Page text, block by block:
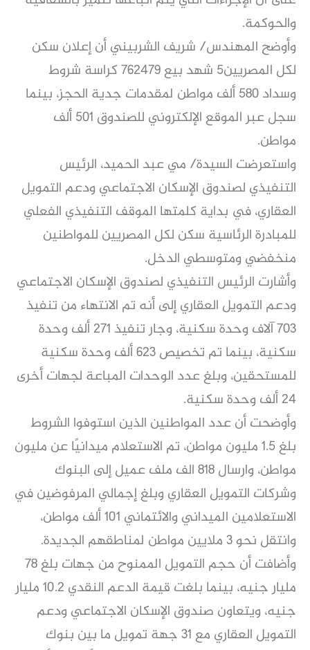
والحوكمة.
وأوضح المهندس/ شريف الشربيني أن إعلان سكن
لكل المصريين5 شهد بيع ٧٦٢٤٧٩ كراسة شروط
وسداد ٥٨٠ ألف مواطن لمقدمات جدية الحجز، بينما
سجل عبر الموقع الإلكتروني للصندوق ٥٠١ ألف
مواطن.
واستعرضت السيدة/ مي عبد الحميد، الرئيس
التنفيذي لصندوق الإسكان الاجتماعي ودعم التمويل
العقاري، في بداية كلمتها الموقف التنفيذي الفعلي
للمبادرة الرئاسية سكن لكل المصريين للمواطنين
منخفضي ومتوسطي الدخل.
وأشارت الرئيس التنفيذي لصندوق الإسكان الاجتماعي
ودعم التمويل العقاري إلى أنه تم الانتهاء من تنفيذ
٧٠٣ آلاف وحدة سكنية، وجار تنفيذ 271 ألف وحدة
سكنية، بينما تم تخصيص ٦٢٣ ألف وحدة سكنية
للمستحقين، وبلغ عدد الوحدات المباعة لجهات أخرى
24 ألف وحدة سكنية.
وأوضحت أن عدد المواطنين الذين استوفوا الشروط
بلغ 1.5 مليون مواطن، تم الاستعلام ميدانيًا عن مليون
مواطن، وارسال ٨١٨ الف ملف عميل إلى البنوك
وشركات التمويل العقاري وبلغ إجمالي المرفوضين في
الاستعلامين الميداني والائتماني 101 ألف مواطن،
وانتقل نحو 3 ملايين مواطن لمناطقهم الجديدة.
وأضافت أن حجم التمويل الممنوح من جهات بلغ 78
مليار جنيه، بينما بلغت قيمة الدعم النقدي 10.2 مليار
جنيه، ويتعاون صندوق الإسكان الاجتماعي ودعم
التمويل العقاري مع 31 جهة تمويل ما بين بنوك